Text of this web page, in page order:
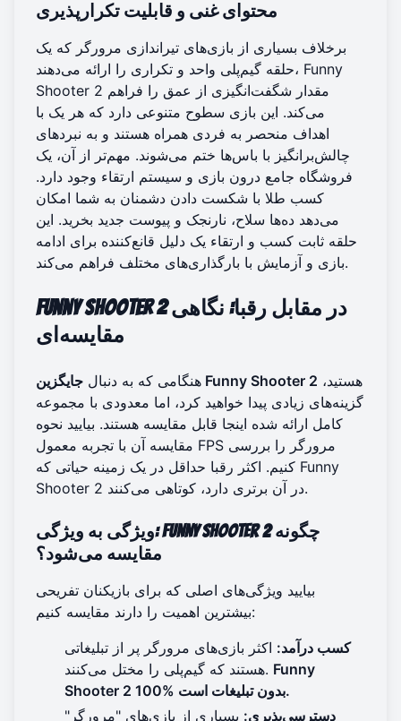
محتوای غنی و قابلیت تکرارپذیری
برخلاف بسیاری از بازی‌های تیراندازی مرورگر که یک
حلقه گیم‌پلی واحد و تکراری را ارائه می‌دهند، Funny
Shooter 2 مقدار شگفت‌انگیزی از عمق را فراهم
می‌کند. این بازی سطوح متنوعی دارد که هر یک با
اهداف منحصر به فردی همراه هستند و به نبردهای
چالش‌برانگیز با باس‌ها ختم می‌شوند. مهم‌تر از آن، یک
فروشگاه جامع درون بازی و سیستم ارتقاء وجود دارد.
کسب طلا با شکست دادن دشمنان به شما امکان
می‌دهد ده‌ها سلاح، نارنجک و پیوست جدید بخرید. این
حلقه ثابت کسب و ارتقاء یک دلیل قانع‌کننده برای ادامه
بازی و آزمایش با بارگذاری‌های مختلف فراهم می‌کند.
Funny Shooter 2 در مقابل رقبا: نگاهی
مقایسه‌ای
هنگامی که به دنبال جایگزین Funny Shooter 2
گزینه‌های زیادی پیدا خواهید کرد، اما معدودی با مجموعه
کامل ارائه شده اینجا قابل مقایسه هستند. بیایید نحوه
مقایسه آن با تجربه معمول FPS مرورگر را بررسی
کنیم. اکثر رقبا حداقل در یک زمینه حیاتی که Funny
Shooter 2 در آن برتری دارد، کوتاهی می‌کنند.
ویژگی به ویژگی: Funny Shooter 2 چگونه
مقایسه می‌شود؟
بیایید ویژگی‌های اصلی که برای بازیکنان تفریحی
بیشترین اهمیت را دارند مقایسه کنیم:
کسب درآمد: اکثر بازی‌های مرورگر پر از تبلیغاتی
هستند که گیم‌پلی را مختل می‌کنند. Funny
Shooter 2 100% بدون تبلیغات است.
دسترسی‌پذیری: بسیاری از بازی‌های "مرورگر"